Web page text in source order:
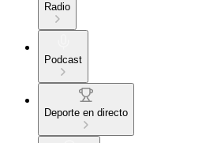
Radio
Podcast
Deporte en directo